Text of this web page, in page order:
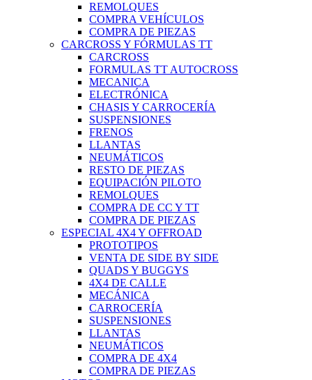
REMOLQUES
COMPRA VEHÍCULOS
COMPRA DE PIEZAS
CARCROSS Y FÓRMULAS TT
CARCROSS
FORMULAS TT AUTOCROSS
MECANICA
ELECTRÓNICA
CHASIS Y CARROCERÍA
SUSPENSIONES
FRENOS
LLANTAS
NEUMÁTICOS
RESTO DE PIEZAS
EQUIPACIÓN PILOTO
REMOLQUES
COMPRA DE CC Y TT
COMPRA DE PIEZAS
ESPECIAL 4X4 Y OFFROAD
PROTOTIPOS
VENTA DE SIDE BY SIDE
QUADS Y BUGGYS
4X4 DE CALLE
MECÁNICA
CARROCERÍA
SUSPENSIONES
LLANTAS
NEUMÁTICOS
COMPRA DE 4X4
COMPRA DE PIEZAS